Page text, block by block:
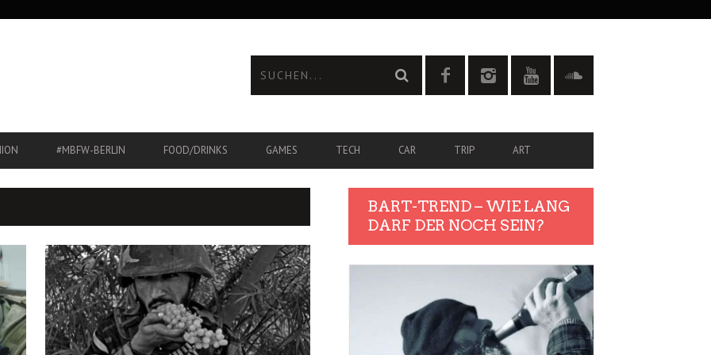
#MBFW-BERLIN FOOD/DRINKS GAMES TECH CAR TRIP ART
BART-TREND – WIE LANG
DARF DER NOCH SEIN?